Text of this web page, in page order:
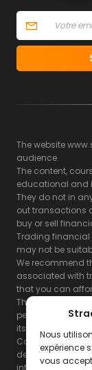
Nous
expérience
vous
The website
audience.
The content,
educational and
They do not in
out transactions
buy or sell
Trading financial
may not be
We recommend
associated with
that you can
The Stradoji site
performance of
its site and its
Consequently,
decline all